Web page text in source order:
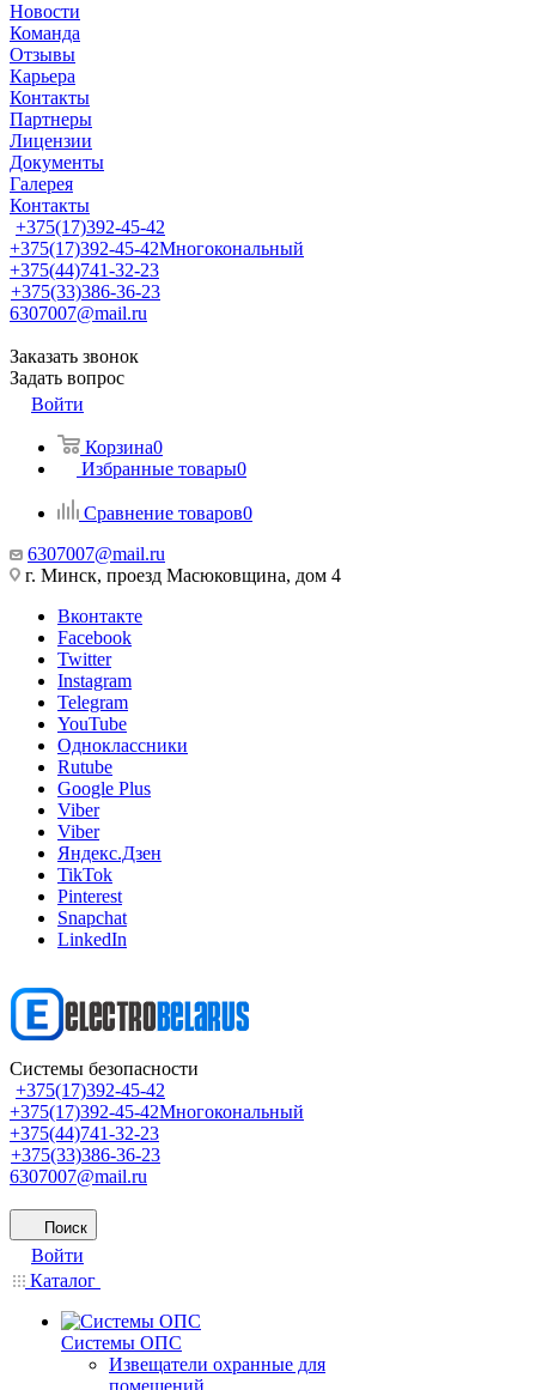
Новости
Команда
Отзывы
Карьера
Контакты
Партнеры
Лицензии
Документы
Галерея
Контакты
+375(17)392-45-42
+375(17)392-45-42Многокональный
+375(44)741-32-23
+375(33)386-36-23
6307007@mail.ru
Заказать звонок
Задать вопрос
Войти
Корзина0
Избранные товары0
Сравнение товаров0
6307007@mail.ru
г. Минск, проезд Масюковщина, дом 4
Вконтакте
Facebook
Twitter
Instagram
Telegram
YouTube
Одноклассники
Rutube
Google Plus
Viber
Viber
Яндекс.Дзен
TikTok
Pinterest
Snapchat
LinkedIn
Системы безопасности
+375(17)392-45-42
+375(17)392-45-42Многокональный
+375(44)741-32-23
+375(33)386-36-23
6307007@mail.ru
Поиск
Войти
Каталог
Системы ОПС
Извещатели охранные для
помещений